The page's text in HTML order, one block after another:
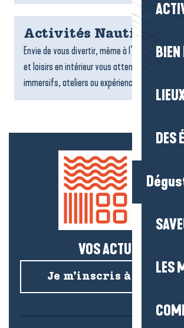
BIEN
DES
LES
Activités Nautiques
Envie de vous divertir, même à l’abri ? De
et loisirs en intérieur vous attendent : jeux,
immersifs, ateliers ou expériences ludiques....
VOS ACTUS SALÉES !
Je m’inscris à la